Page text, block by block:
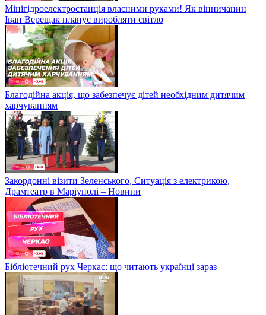
Мінігідроелектростанція власними руками! Як вінничанин
Іван Верещак планує виробляти світло
Благодійна акція, що забезпечує дітей необхідним дитячим
харчуванням
Закордонні візити Зеленського, Ситуація з електрикою,
Драмтеатр в Маріуполі – Новини
Бібліотечний рух Черкас: що читають українці зараз